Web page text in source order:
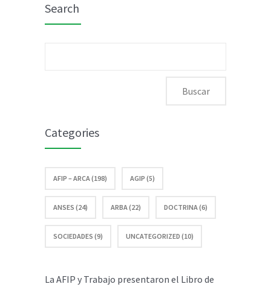
Search
Categories
AFIP – ARCA (198) AGIP (5)
ANSES (24) ARBA (22) DOCTRINA (6)
SOCIEDADES (9) UNCATEGORIZED (10)
La AFIP y Trabajo presentaron el Libro de